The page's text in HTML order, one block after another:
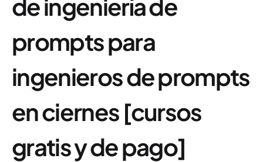
de ingeniería de
prompts para
ingenieros de prompts
en ciernes [cursos
gratis y de pago]